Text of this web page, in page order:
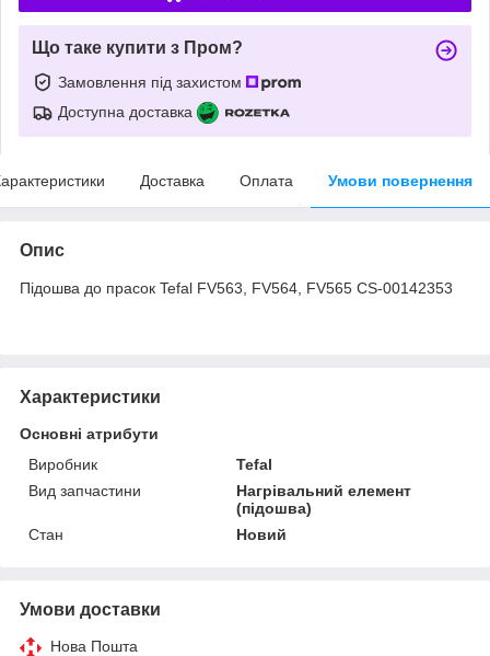
Що таке купити з Пром?
Замовлення під захистом
Доступна доставка
Доставка Оплата Умови повернення
Опис
Підошва до прасок Tefal FV563, FV564, FV565 CS-00142353
Характеристики
Основні атрибути
Виробник
Tefal
Вид запчастини
Нагрівальний елемент
(підошва)
Стан
Новий
Умови доставки
Нова Пошта